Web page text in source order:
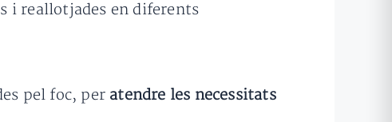
i reallotjades en diferents
pel foc, per atendre les necessitats